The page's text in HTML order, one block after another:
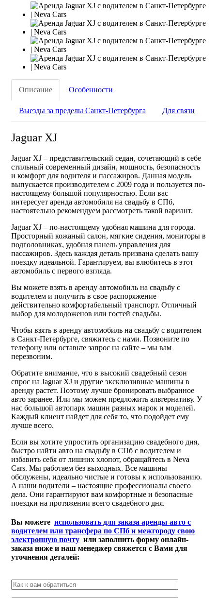
Описание Особенности
Выезды за пределы Санкт-Петербурга Для связи
Jaguar XJ
Jaguar XJ – представительский седан, сочетающий в себе
стильный современный дизайн, мощность, безопасность
и комфорт для водителя и пассажиров. Данная модель
выпускается производителем с 2009 года и пользуется по-
настоящему большой популярностью. Если вас
интересует аренда автомобиля на свадьбу в СПб,
настоятельно рекомендуем рассмотреть такой вариант.
Jaguar XJ – по-настоящему удобная машина для города.
Просторный кожаный салон, мягкие сидения, мониторы в
подголовниках, удобная панель управления для
пассажиров. Здесь каждая деталь призвана сделать вашу
поездку идеальной. Гарантируем, вы влюбитесь в этот
автомобиль с первого взгляда.
Вы можете взять в аренду автомобиль на свадьбу с
водителем и получить в свое распоряжение
действительно комфортабельный транспорт. Отличный
выбор для молодоженов или гостей свадьбы.
Чтобы взять в аренду автомобиль на свадьбу с водителем
в Санкт-Петербурге, свяжитесь с нами. Позвоните по
телефону или оставьте запрос на сайте – мы вам
перезвоним.
Обратите внимание, что в высокий свадебный сезон
спрос на Jaguar XJ и другие эксклюзивные машины в
аренду растет. Поэтому лучше бронировать выбранное
авто заранее. Или мы можем предложить альтернативу. У
нас большой автопарк машин разных марок и моделей.
Каждый клиент найдет для себя то, что подойдет ему
лучше всего.
Если вы хотите упростить организацию свадебного дня,
быстро найти авто на свадьбу в СПб с водителем и
избавить себя от лишних хлопот, обращайтесь в Neva
Cars. Мы работаем без выходных. Все машины
обслужены, идеально чистые и готовы к использованию.
А наши водители – настоящие профессионалы своего
дела. Они гарантируют вам комфортные и безопасные
поездки на протяжении всего свадебного дня.
Вы можете использовать для заказа аренды авто с
водителем или трансфера по СПб и межгороду свою
электронную почту или заполнить форму онлайн-
заказа ниже и наш менеджер свяжется с Вами для
уточнения деталей: